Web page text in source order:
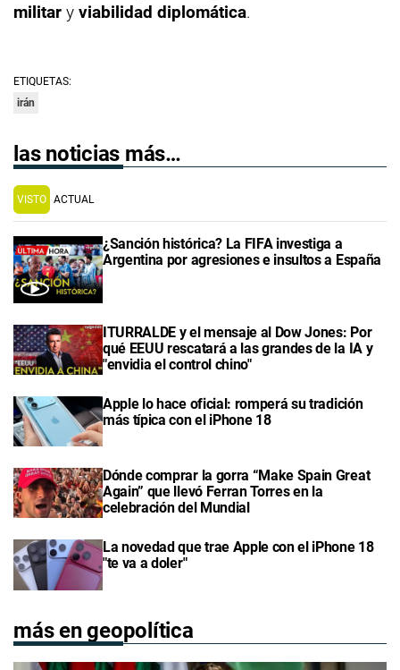
militar y viabilidad diplomática.
ETIQUETAS:
irán
las noticias más…
VISTO ACTUAL
¿Sanción histórica? La FIFA investiga a
Argentina por agresiones e insultos a España
ITURRALDE y el mensaje al Dow Jones: Por
qué EEUU rescatará a las grandes de la IA y
"envidia el control chino"
Apple lo hace oficial: romperá su tradición
más típica con el iPhone 18
Dónde comprar la gorra “Make Spain Great
Again” que llevó Ferran Torres en la
celebración del Mundial
La novedad que trae Apple con el iPhone 18
"te va a doler"
más en geopolítica